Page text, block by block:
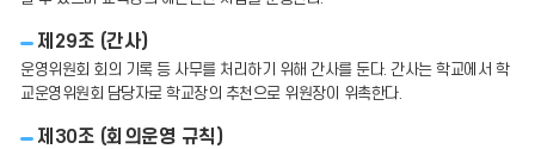
제29조 (간사)
운영위원회 회의 기록 등 사무를 처리하기 위해 간사를 둔다. 간사는 학교에서 학
교운영위원회 담당자로 학교장의 추천으로 위원장이 위촉한다.
제30조 (회의운영 규칙)